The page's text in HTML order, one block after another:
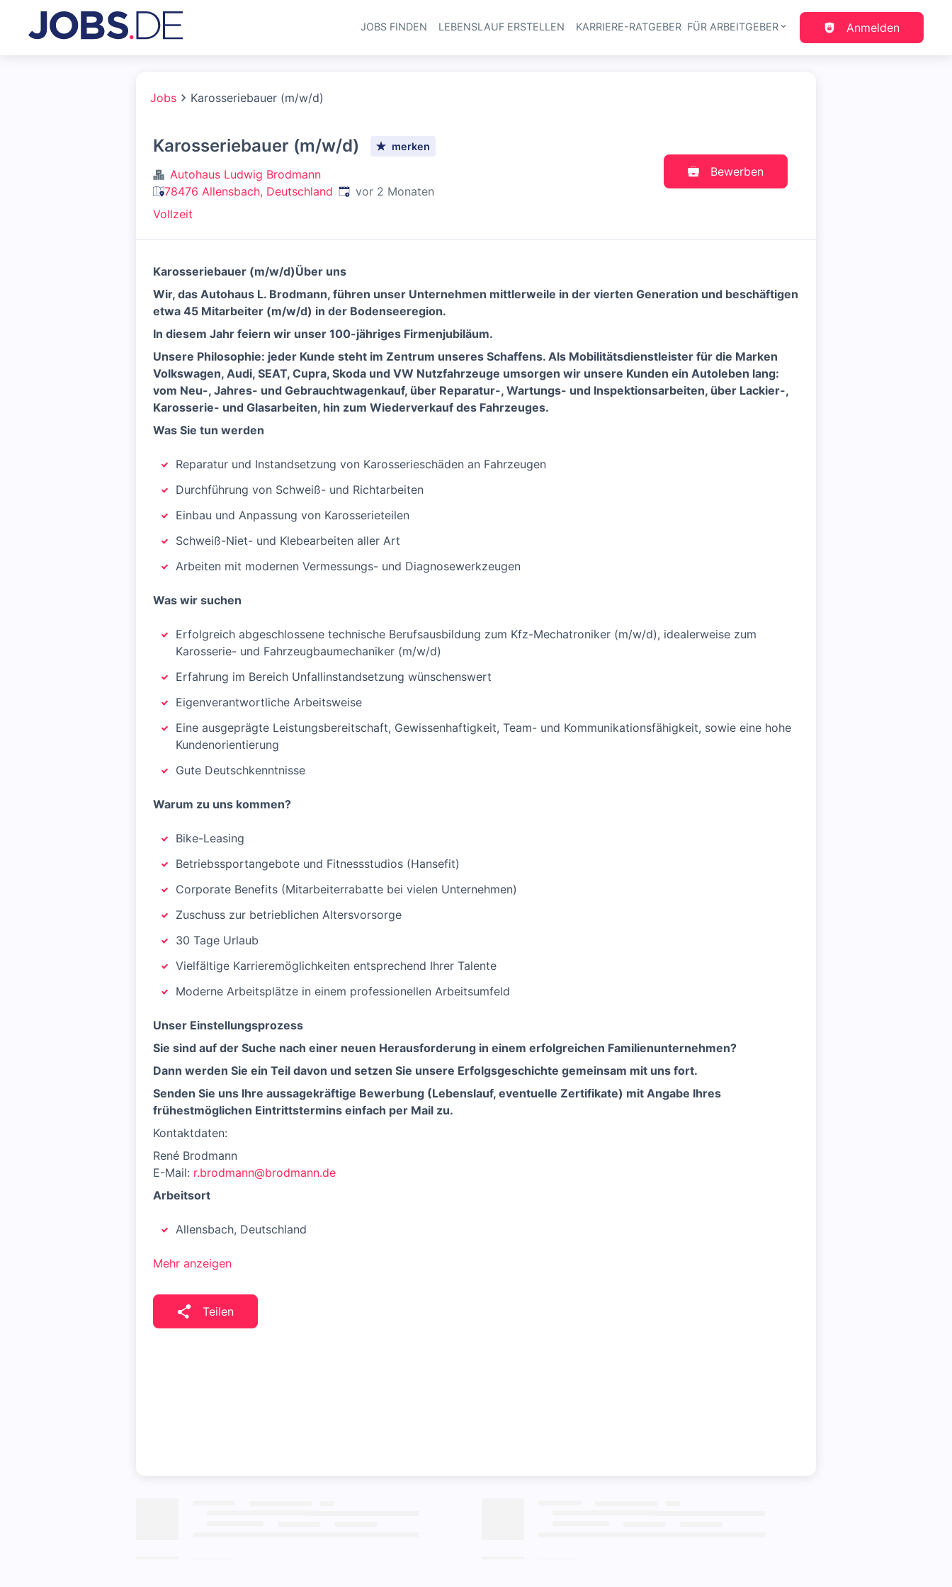
Haupt-Navigation
JOBS FINDEN LEBENSLAUF ERSTELLEN KARRIERE-RATGEBER FÜR ARBEITGEBER Anmelden
Jobs Karosseriebauer (m/w/d)
Karosseriebauer (m/w/d) merken
Autohaus Ludwig Brodmann
78476 Allensbach, Deutschland Veröffentlicht:
vor 2 Monaten
Vollzeit
Bewerben
Karosseriebauer (m/w/d)Über uns
Wir, das Autohaus L. Brodmann, führen unser Unternehmen mittlerweile in der vierten Generation und beschäftigen
etwa 45 Mitarbeiter (m/w/d) in der Bodenseeregion.
In diesem Jahr feiern wir unser 100-jähriges Firmenjubiläum.
Unsere Philosophie: jeder Kunde steht im Zentrum unseres Schaffens. Als Mobilitätsdienstleister für die Marken
Volkswagen, Audi, SEAT, Cupra, Skoda und VW Nutzfahrzeuge umsorgen wir unsere Kunden ein Autoleben lang:
vom Neu-, Jahres- und Gebrauchtwagenkauf, über Reparatur-, Wartungs- und Inspektionsarbeiten, über Lackier-,
Karosserie- und Glasarbeiten, hin zum Wiederverkauf des Fahrzeuges.
Was Sie tun werden
Reparatur und Instandsetzung von Karosserieschäden an Fahrzeugen
Durchführung von Schweiß- und Richtarbeiten
Einbau und Anpassung von Karosserieteilen
Schweiß-Niet- und Klebearbeiten aller Art
Arbeiten mit modernen Vermessungs- und Diagnosewerkzeugen
Was wir suchen
Erfolgreich abgeschlossene technische Berufsausbildung zum Kfz-Mechatroniker (m/w/d), idealerweise zum
Karosserie- und Fahrzeugbaumechaniker (m/w/d)
Erfahrung im Bereich Unfallinstandsetzung wünschenswert
Eigenverantwortliche Arbeitsweise
Eine ausgeprägte Leistungsbereitschaft, Gewissenhaftigkeit, Team- und Kommunikationsfähigkeit, sowie eine hohe
Kundenorientierung
Gute Deutschkenntnisse
Warum zu uns kommen?
Bike-Leasing
Betriebssportangebote und Fitnessstudios (Hansefit)
Corporate Benefits (Mitarbeiterrabatte bei vielen Unternehmen)
Zuschuss zur betrieblichen Altersvorsorge
30 Tage Urlaub
Vielfältige Karrieremöglichkeiten entsprechend Ihrer Talente
Moderne Arbeitsplätze in einem professionellen Arbeitsumfeld
Unser Einstellungsprozess
Sie sind auf der Suche nach einer neuen Herausforderung in einem erfolgreichen Familienunternehmen?
Dann werden Sie ein Teil davon und setzen Sie unsere Erfolgsgeschichte gemeinsam mit uns fort.
Senden Sie uns Ihre aussagekräftige Bewerbung (Lebenslauf, eventuelle Zertifikate) mit Angabe Ihres
frühestmöglichen Eintrittstermins einfach per Mail zu.
Kontaktdaten:
René Brodmann
E-Mail: r.brodmann@brodmann.de
Arbeitsort
Allensbach, Deutschland
Mehr anzeigen
Teilen